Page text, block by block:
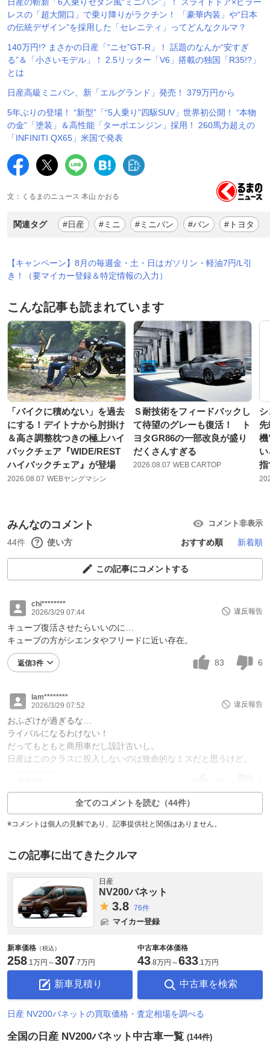
レスの「超大開口」で乗り降りがラクチン！ 「豪華内装」や“日本
の伝統デザイン”を採用した「セレニティ」ってどんなクルマ？
140万円!? まさかの日産「“ニセ”GT-R」！ 話題のなんか“安すぎ
る”＆「小さいモデル」！ 2.5リッター「V6」搭載の独国「R35!?」
とは
日産高級ミニバン、新「エルグランド」発売！ 379万円から
5年ぶりの登場！ “新型”「“5人乗り”四駆SUV」世界初公開！ “本物
の金”「塗装」＆高性能「ターボエンジン」採用！ 260馬力超えの
「INFINITI QX65」米国で発表
文：くるまのニュース 本山 かおる
関連タグ #日産 #ミニ #ミニバン #バン #トヨタ
【キャンペーン】8月の毎週金・土・日はガソリン・軽油7円/L引
き！（要マイカー登録＆特定情報の入力）
こんな記事も読まれています
「バイクに積めない」を過去
にする！デイトナから肘掛け
＆高さ調整枕つきの極上ハイ
バックチェア『WIDE/REST
ハイバックチェア』が登場
2026.08.07 WEBヤングマシン
Ｓ耐技術をフィードバックし
て待望のグレーも復活！ ト
ヨタGR86の一部改良が盛り
だくさんすぎる
2026.08.07 WEB CARTOP
先
機
指
みんなのコメント コメント非表示
44件 使い方 おすすめ順 新着順
この記事にコメントする
chi********
2026/3/29 07:44
違反報告
キューブ復活させたらいいのに…
キューブの方がシエンタやフリードに近い存在。
返信3件 83 6
lam********
2026/3/29 07:52
違反報告
おふざけが過ぎるな…
ライバルになるわけない！
だってもともと商用車だし設計古いし。
日産はこのクラスに投入しないのは致命的なミスだと思うけど。
全てのコメントを読む（44件）
※コメントは個人の見解であり、記事提供社と関係はありません。
この記事に出てきたクルマ
日産
NV200バネット
3.8 76件
マイカー登録
新車価格 （税込）
258.1万円 ～307.7万円
新車見積り
中古車本体価格
43.8万円 ～633.1万円
中古車を検索
日産 NV200バネットの買取価格・査定相場を調べる
全国の日産 NV200バネット中古車一覧 (144件)